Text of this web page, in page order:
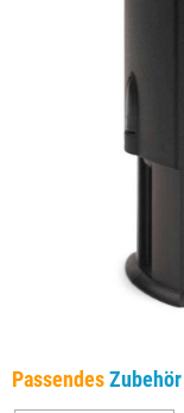
PassendesZubehör